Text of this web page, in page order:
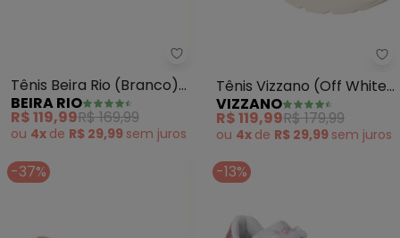
Beira Rio - Tênis Beira Rio
Tênis Beira Rio (Branco)
em Sintético
BEIRA RIO
R$ 119,99R$ 169,99
ou 4x de R$ 29,99 sem juros
Tênis Vizzano (Off White)
em Sintético
VIZZANO
R$ 119,99R$ 179,99
ou 4x de R$ 29,99 sem juros
-37% -13%